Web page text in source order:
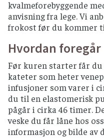
kvalmeforebyggende
anvisning fra lege. Vi
frokost før du kommer
Hvordan
Før kuren starter får
kateter som heter
infusjoner som varer i
du til en elastomerisk
pågår i cirka 46 timer.
veske du får låne hos
informasjon og bilde av